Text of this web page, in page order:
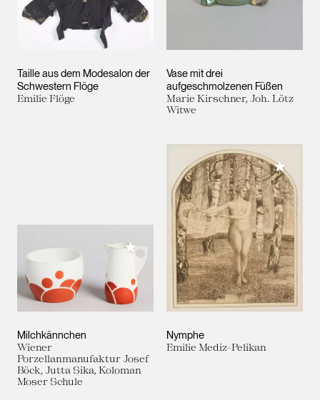
Taille aus dem Modesalon der
Schwestern Flöge
Emilie Flöge
Vase mit drei
aufgeschmolzenen Füßen
Marie Kirschner, Joh. Lötz
Witwe
Milchkännchen
Wiener
Porzellanmanufaktur Josef
Böck, Jutta Sika, Koloman
Moser Schule
Meiner Sammlung hinzufügen
Nymphe
Emilie Mediz-Pelikan
Meiner